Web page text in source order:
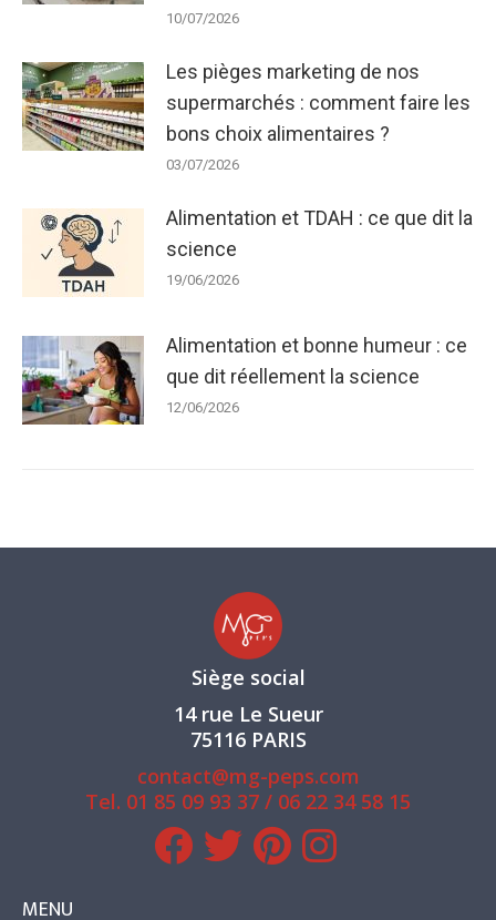
10/07/2026
Les pièges marketing de nos
supermarchés : comment faire les
bons choix alimentaires ?
03/07/2026
Alimentation et TDAH : ce que dit la
science
19/06/2026
Alimentation et bonne humeur : ce
que dit réellement la science
12/06/2026
Siège social
14 rue Le Sueur
75116 PARIS
contact@mg-peps.com
Tel. 01 85 09 93 37 / 06 22 34 58 15
MENU